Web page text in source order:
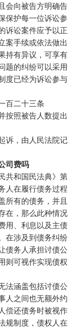
会向被告方明确告
保护每一位诉讼参
诉讼案件应予以正
案手续或依法做出
持有异议，可享有
题的纠纷可以采用
度已经为诉讼参与
百二十三条
按照被告人数提出
诉，由人民法院记
司费吗
共和国民法典》第
人在履行债务过程
所有的债务，并且
在，那么此种情况
用、利息以及主债
在涉及到债务纠纷
债务人承担讨债公
则可视作实现债权
法涵盖包括讨债公
人之间也无额外约
偿还债务时被视作
规制度，债权人在